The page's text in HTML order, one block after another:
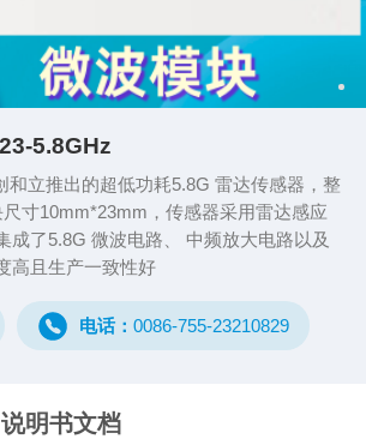
5.8GHz
和立推出的超低功耗5.8G 雷达传感器，整
寸10mm*23mm，传感器采用雷达感应
成了5.8G 微波电路、 中频放大电路以及
高且生产一致性好
电话： 0086-755-23210829
说明书文档